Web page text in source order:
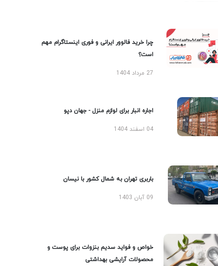
چرا خرید فالوور ایرانی و فوری اینستاگرام مهم
است؟
27 مرداد 1404
اجاره انبار برای لوازم منزل - جهان دپو
04 اسفند 1404
باربری تهران به شمال کشور با نیسان
09 آبان 1403
خواص و فواید سدیم بنزوات برای پوست و
محصولات آرایشی بهداشتی